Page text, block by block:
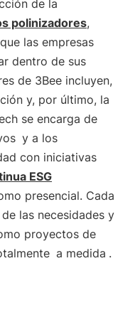
de la
polinizadores,
las empresas
dentro de sus
de 3Bee incluyen,
y, por último, la
se encarga de
y a los
con iniciativas
ESG
presencial. Cada
las necesidades y
proyectos de
a medida .